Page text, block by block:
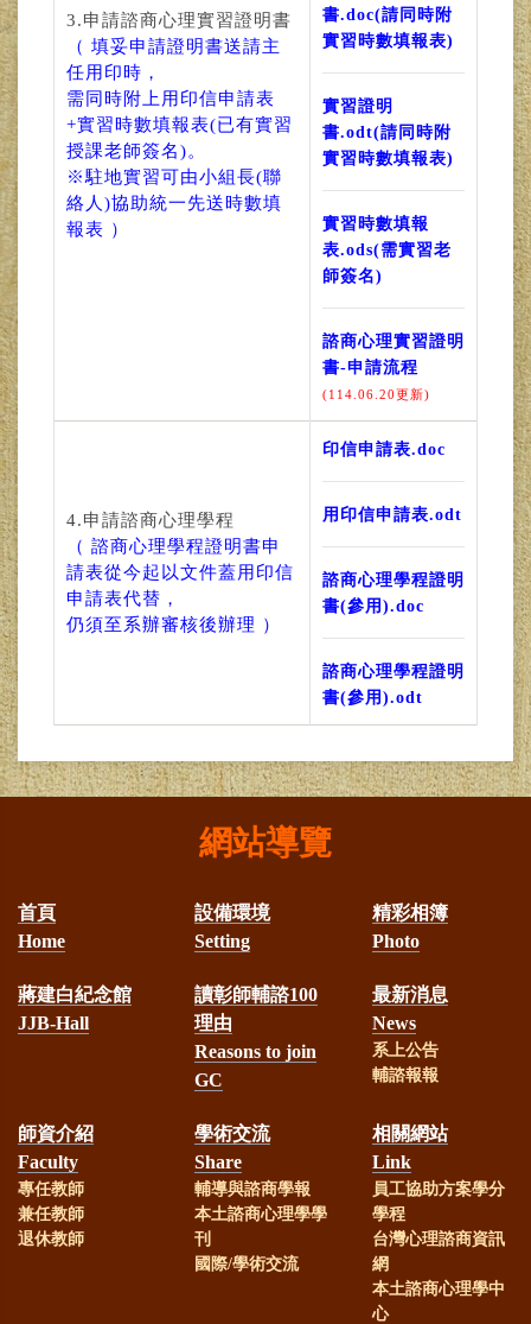
3.申請諮商心理實習證明書
（ 填妥申請證明書送請主
任用印時，
需同時附上用印信申請表
+實習時數填報表(已有實習
授課老師簽名)。
※駐地實習可由小組長(聯
絡人)協助統一先送時數填
報表 ）
書.doc(請同時附
實習時數填報表)
實習證明
書.odt(請同時附
實習時數填報表)
實習時數填報
表.ods(需實習老
師簽名)
諮商心理實習證明
書-申請流程
(114.06.20更新)
4.申請諮商心理學程
（ 諮商心理學程證明書申
請表從今起以文件蓋用印信
申請表代替，
仍須至系辦審核後辦理 ）
印信申請表.doc
用印信申請表.odt
諮商心理學程證明
書(參用).doc
諮商心理學程證明
書(參用).odt
網站導覽
首頁
Home
設備環境
Setting
精彩相簿
Photo
蔣建白紀念館
JJB-Hall
讀彰師輔諮100
理由
Reasons to join
GC
最新消息
News
系上公告
輔諮報報
師資介紹
Faculty
專任教師
兼任教師
退休教師
學術交流
Share
輔導與諮商學報
本土諮商心理學學
刊
國際/學術交流
相關網站
Link
員工協助方案學分
學程
台灣心理諮商資訊
網
本土諮商心理學中
心